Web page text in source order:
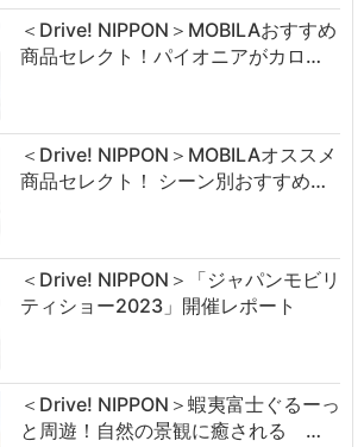
＜Drive! NIPPON＞MOBILAおすすめ
商品セレクト！パイオニアがカロ…
＜Drive! NIPPON＞MOBILAオススメ
商品セレクト！ シーン別おすすめ…
＜Drive! NIPPON＞「ジャパンモビリ
ティショー2023」開催レポート
＜Drive! NIPPON＞蝦夷富士ぐるーっ
と周遊！自然の景観に癒される …